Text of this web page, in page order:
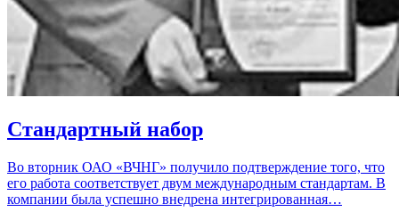
Стандартный набор
Во вторник ОАО «ВЧНГ» получило подтверждение того, что
его работа соответствует двум международным стандартам. В
компании была успешно внедрена интегрированная…